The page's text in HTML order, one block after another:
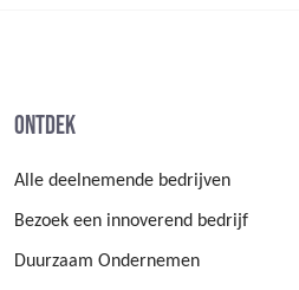
Ontdek
Alle deelnemende bedrijven
Bezoek een innoverend bedrijf
Duurzaam Ondernemen